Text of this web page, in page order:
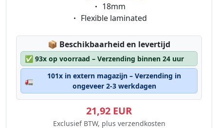
Eigenschaft:
18mm
Eigenschaft:
Flexible laminated
📦 Lagerstatus:
Beschikbaarheid en levertijd
✅ 93x op voorraad – Verzending binnen 24 uur
🚛
101x in extern magazijn – Verzending in
ongeveer 2-3 werkdagen
21,92 EUR
Exclusief BTW, plus verzendkosten